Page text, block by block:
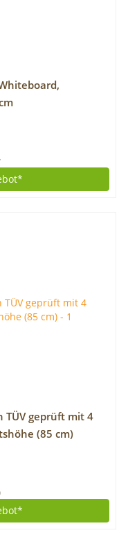
TÜV geprüft mit 4
(85 cm)